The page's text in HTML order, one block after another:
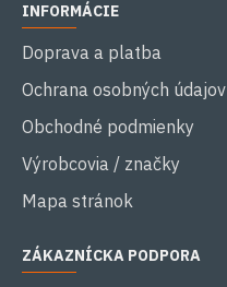
INFORMÁCIE
Doprava a platba
Ochrana osobných údajov
Obchodné podmienky
Výrobcovia / značky
Mapa stránok
ZÁKAZNÍCKA PODPORA